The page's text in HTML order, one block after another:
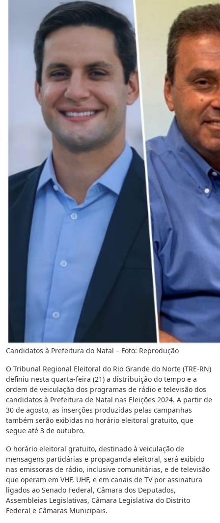
Candidatos à Prefeitura do Natal – Foto: Reprodução
O Tribunal Regional Eleitoral do Rio Grande do Norte (TRE-RN)
definiu nesta quarta-feira (21) a distribuição do tempo e a
ordem de veiculação dos programas de rádio e televisão dos
candidatos à Prefeitura de Natal nas Eleições 2024. A partir de
30 de agosto, as inserções produzidas pelas campanhas
também serão exibidas no horário eleitoral gratuito, que
segue até 3 de outubro.
O horário eleitoral gratuito, destinado à veiculação de
mensagens partidárias e propaganda eleitoral, será exibido
nas emissoras de rádio, inclusive comunitárias, e de televisão
que operam em VHF, UHF, e em canais de TV por assinatura
ligados ao Senado Federal, Câmara dos Deputados,
Assembleias Legislativas, Câmara Legislativa do Distrito
Federal e Câmaras Municipais.